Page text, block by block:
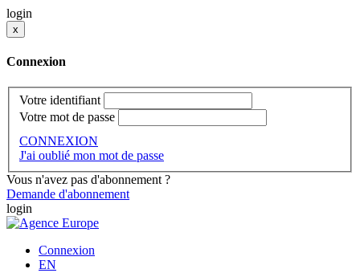
login
x
Connexion
Votre identifiant
Votre mot de passe
CONNEXION
J'ai oublié mon mot de passe
Vous n'avez pas d'abonnement ?
Demande d'abonnement
login
Connexion
EN